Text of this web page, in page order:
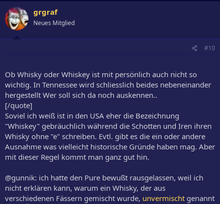
grgraf
Neues Mitglied
#10
Ob Whisky oder Whiskey ist mit persönlich auch nicht so
wichtig. In Tennessee wird schliesslich beides nebeneinander
hergestellt Wer soll sich da noch auskennen..
[/quote]
Soviel ich weiß ist in den USA eher die Bezeichnung
"Whiskey" gebräuchlich während die Schotten und Iren ihren
Whisky ohne "e" schreiben. Evtl. gibt es die ein oder andere
Ausnahme was vielleicht historische Gründe haben mag. Aber
mit dieser Regel kommt man ganz gut hin.
@gunnik: ich hatte den Pure bewußt rausgelassen, weil ich
nicht erklären kann, warum ein Whisky, der aus
verschiedenen Fässern gemischt wurde, unvermischt genannt